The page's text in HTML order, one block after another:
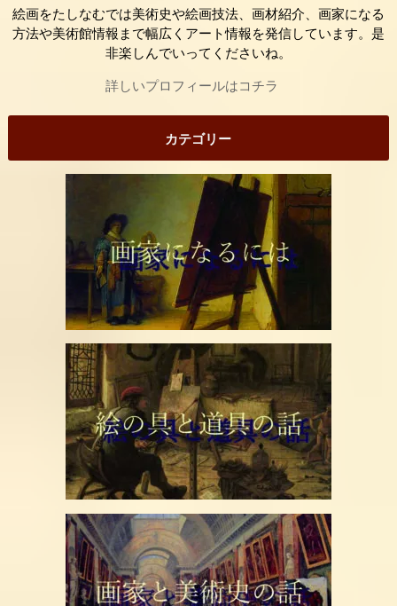
絵画をたしなむでは美術史や絵画技法、画材紹介、画家になる
方法や美術館情報まで幅広くアート情報を発信しています。是
非楽しんでいってくださいね。
詳しいプロフィールはコチラ
カテゴリー